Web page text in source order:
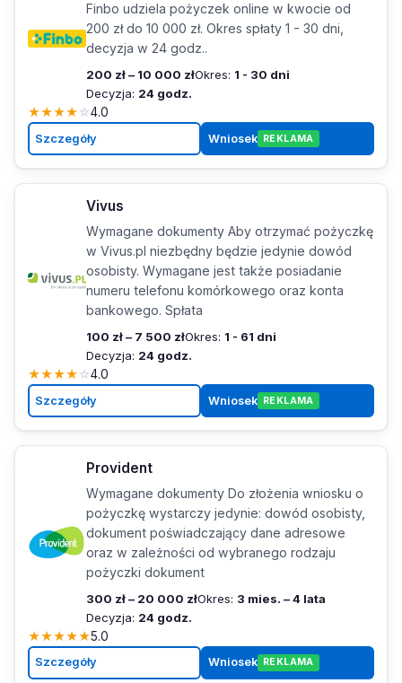
Finbo udziela pożyczek online w kwocie od
200 zł do 10 000 zł. Okres spłaty 1 - 30 dni,
decyzja w 24 godz..
200 zł – 10 000 złOkres: 1 - 30 dni
Decyzja: 24 godz.
★★★★☆4.0
Szczegóły Wniosek REKLAMA
Vivus
Wymagane dokumenty Aby otrzymać pożyczkę
w Vivus.pl niezbędny będzie jedynie dowód
osobisty. Wymagane jest także posiadanie
numeru telefonu komórkowego oraz konta
bankowego. Spłata
100 zł – 7 500 złOkres: 1 - 61 dni
Decyzja: 24 godz.
★★★★☆4.0
Szczegóły Wniosek REKLAMA
Provident
Wymagane dokumenty Do złożenia wniosku o
pożyczkę wystarczy jedynie: dowód osobisty,
dokument poświadczający dane adresowe
oraz w zależności od wybranego rodzaju
pożyczki dokument
300 zł – 20 000 złOkres: 3 mies. – 4 lata
Decyzja: 24 godz.
★★★★★5.0
Szczegóły Wniosek REKLAMA